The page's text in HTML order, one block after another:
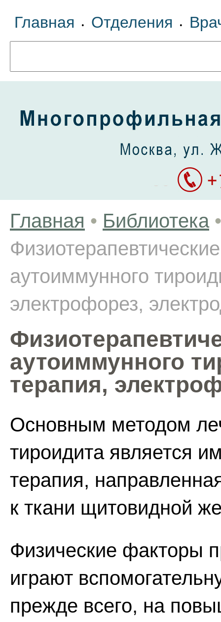
Главная • Отделения •
Главная • Библиотека •
аутоиммунного
электрофорез,
аутоиммунного
терапия,
Основным методом
тироидита является
терапия,
к ткани щитовидной
Физические факторы
играют
прежде всего, на